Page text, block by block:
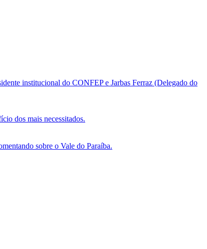
institucional do CONFEP e Jarbas Ferraz (Delegado do
dos mais necessitados.
sobre o Vale do Paraíba.